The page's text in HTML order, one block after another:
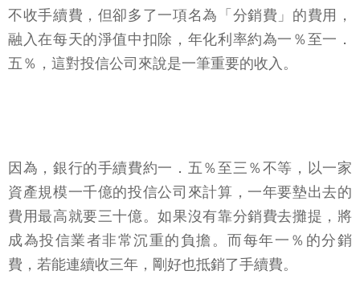
不收手續費，但卻多了一項名為「分銷費」的費用，
融入在每天的淨值中扣除，年化利率約為一％至一．
五％，這對投信公司來說是一筆重要的收入。
因為，銀行的手續費約一．五％至三％不等，以一家
資產規模一千億的投信公司來計算，一年要墊出去的
費用最高就要三十億。如果沒有靠分銷費去攤提，將
成為投信業者非常沉重的負擔。而每年一％的分銷
費，若能連續收三年，剛好也抵銷了手續費。